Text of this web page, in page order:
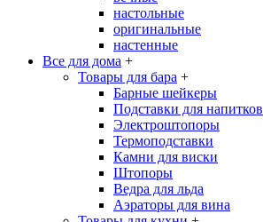
настольные
оригинальные
настенные
Все для дома +
Товары для бара +
Барные шейкеры
Подставки для напитков
Электроштопоры
Термоподставки
Камни для виски
Штопоры
Ведра для льда
Аэраторы для вина